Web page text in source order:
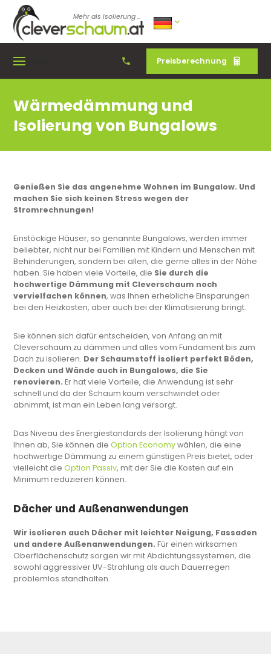
Mehr als Isolierung ...
Preisberechnung
Wärmedämmung und
Isolierung von Bungalows
Genießen Sie das angenehme Wohnen im Bungalow. Und
machen Sie sich keinen Stress wegen der
Stromrechnungen!
Einstöckige Häuser, so genannte Bungalows, werden immer
beliebter, nicht nur bei Familien mit Kindern und Menschen mit
Behinderungen, sondern bei allen, die gerne alles in der Nähe
haben. Sie haben viele Vorteile, die Sie durch die
hochwertige Dämmung mit Cleverschaum noch
vervielfachen können, was Ihnen erhebliche Einsparungen
bei den Heizkosten, aber auch bei der Klimatisierung bringt.
Sie können sich dafür entscheiden, von Anfang an mit
Cleverschaum zu dämmen und alles vom Fundament bis zum
Dach zu isolieren. Der Schaumstoff isoliert perfekt Böden,
Decken und Wände auch in Bungalows, die Sie
renovieren. Er hat viele Vorteile, die Anwendung ist sehr
schnell und da der Schaum kaum verschwindet oder
abnimmt, ist man ein Leben lang versorgt.
Das Niveau des Energiestandards der Isolierung hängt von
Ihnen ab, Sie können dieOption Economywählen, die eine
hochwertige Dämmung zu einem günstigen Preis bietet, oder
vielleicht dieOption Passiv, mit der Sie die Kosten auf ein
Minimum reduzieren können.
Dächer und Außenanwendungen
Wir isolieren auch Dächer mit leichter Neigung, Fassaden
und andere Außenanwendungen. Für einen wirksamen
Oberflächenschutz sorgen wir mit Abdichtungssystemen, die
sowohl aggressiver UV-Strahlung als auch Dauerregen
problemlos standhalten.